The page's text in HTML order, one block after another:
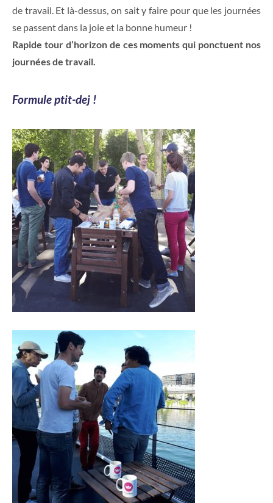
de travail. Et là-dessus, on sait y faire pour que les journées
se passent dans la joie et la bonne humeur !
Rapide tour d’horizon de ces moments qui ponctuent nos
journées de travail.
Formule ptit-dej !